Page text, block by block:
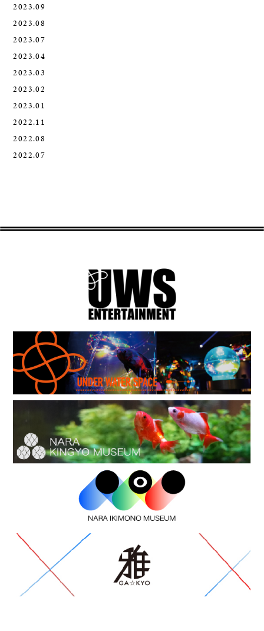
2023.09
2023.08
2023.07
2023.04
2023.03
2023.02
2023.01
2022.11
2022.08
2022.07